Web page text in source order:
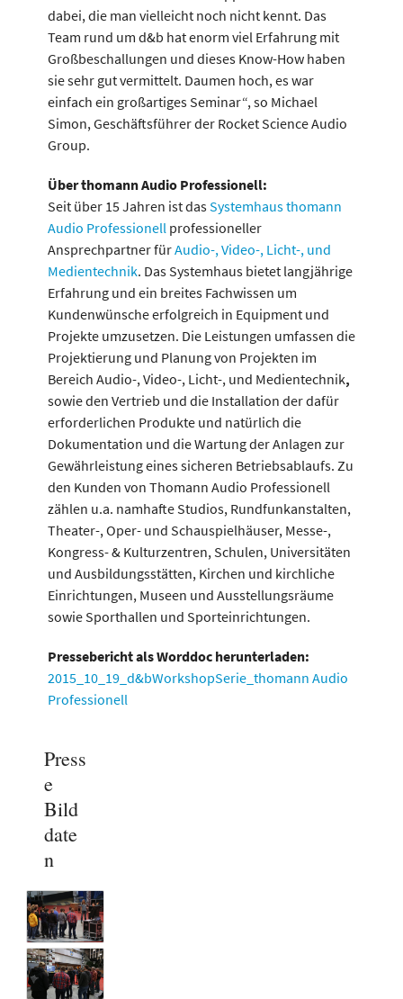
dabei, die man vielleicht noch nicht kennt. Das
Team rund um d&b hat enorm viel Erfahrung mit
Großbeschallungen und dieses Know-How haben
sie sehr gut vermittelt. Daumen hoch, es war
einfach ein großartiges Seminar“, so Michael
Simon, Geschäftsführer der Rocket Science Audio
Group.
Über thomann Audio Professionell:
Seit über 15 Jahren ist dasSystemhaus thomann
Audio Professionellprofessioneller
Ansprechpartner fürAudio-, Video-, Licht-, und
Medientechnik. Das Systemhaus bietet langjährige
Erfahrung und ein breites Fachwissen um
Kundenwünsche erfolgreich in Equipment und
Projekte umzusetzen. Die Leistungen umfassen die
Projektierung und Planung von Projekten im
Bereich Audio-, Video-, Licht-, und Medientechnik,
sowie den Vertrieb und die Installation der dafür
erforderlichen Produkte und natürlich die
Dokumentation und die Wartung der Anlagen zur
Gewährleistung eines sicheren Betriebsablaufs. Zu
den Kunden von Thomann Audio Professionell
zählen u.a. namhafte Studios, Rundfunkanstalten,
Theater-, Oper- und Schauspielhäuser, Messe-,
Kongress- & Kulturzentren, Schulen, Universitäten
und Ausbildungsstätten, Kirchen und kirchliche
Einrichtungen, Museen und Ausstellungsräume
sowie Sporthallen und Sporteinrichtungen.
Pressebericht als Worddoc herunterladen:
2015_10_19_d&bWorkshopSerie_thomann Audio
Professionell
Press
e
Bild
date
n